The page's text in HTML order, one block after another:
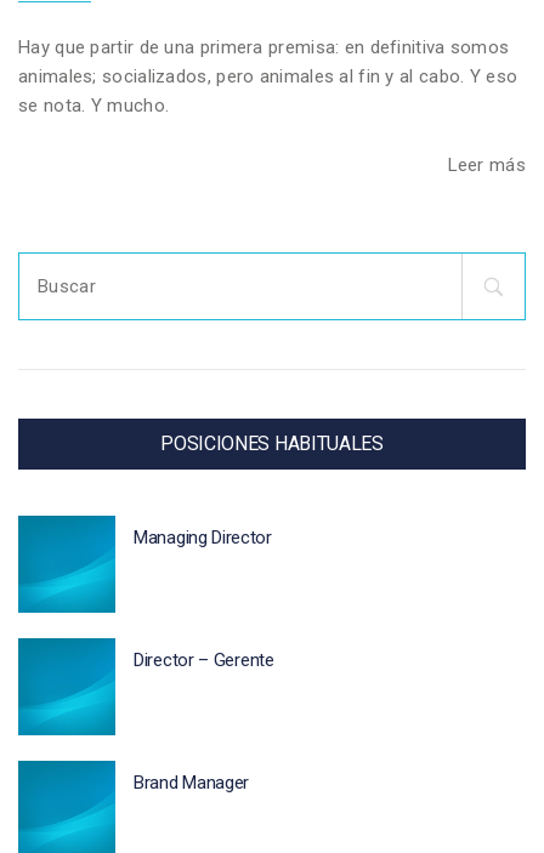
Hay que partir de una primera premisa: en definitiva somos
animales; socializados, pero animales al fin y al cabo. Y eso
se nota. Y mucho.
Leer más
for:
POSICIONES HABITUALES
Managing Director
Director – Gerente
Brand Manager